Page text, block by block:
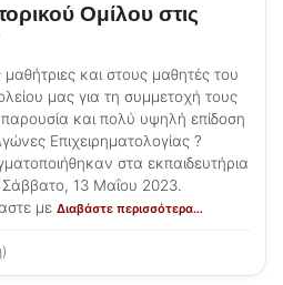
Ομίλου στις
και στους μαθητές του
μας για τη συμμετοχή τους
και πολύ υψηλή επίδοση
Επιχειρηματολογίας ?
στα εκπαιδευτήρια
13 Μαΐου 2023.
με Διαβάστε περισσότερα…